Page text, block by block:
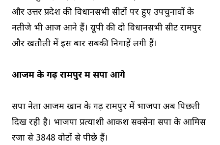
और उत्तर प्रदेश की विधानसभी सीटों पर हुए उपचुनावों के
नतीजे भी आज आने हैं। यूपी की दो विधानसभी सीट रामपुर
और खतौली में इस बार सबकी निगाहें लगी हैं।
आजम के गढ़ रामपुर में सपा आगे
सपा नेता आजम खान के गढ़ रामपुर में भाजपा अब पिछती
दिख रही है। भाजपा प्रत्याशी आकश सक्सेना सपा के आमिस
रजा से 3848 वोटों से पीछे हैं।